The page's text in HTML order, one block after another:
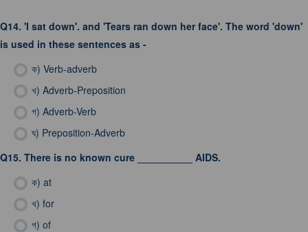
Q14. 'I sat down'. and 'Tears ran down her face'. The word 'down'
is used in these sentences as -
ক) Verb-adverb
খ) Adverb-Preposition
গ) Adverb-Verb
ঘ) Preposition-Adverb
Q15. There is no known cure __________ AIDS.
ক) at
খ) for
গ) of